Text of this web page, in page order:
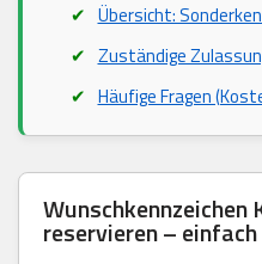
Übersicht:
Zuständige
Häufige Fragen
Wunschkennzeichen
reservieren –